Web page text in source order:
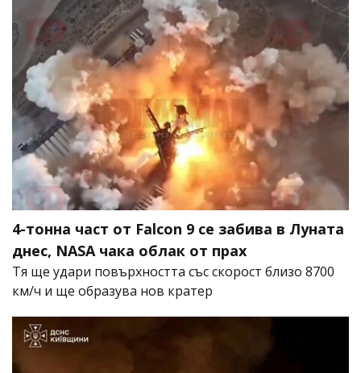
4-тонна част от Falcon 9 се забива в Луната
днес, NASA чака облак от прах
Тя ще удари повърхността със скорост близо 8700
км/ч и ще образува нов кратер